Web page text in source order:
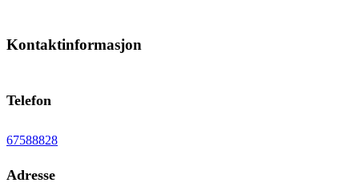
Kontaktinformasjon
Telefon
67588828
Adresse